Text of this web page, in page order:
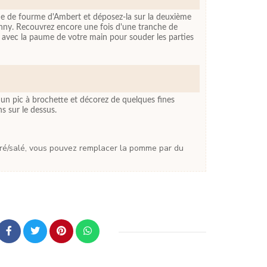
de fourme d'Ambert et déposez-la sur la deuxième
Recouvrez encore une fois d'une tranche de
la paume de votre main pour souder les parties
pic à brochette et décorez de quelques fines
sur le dessus.